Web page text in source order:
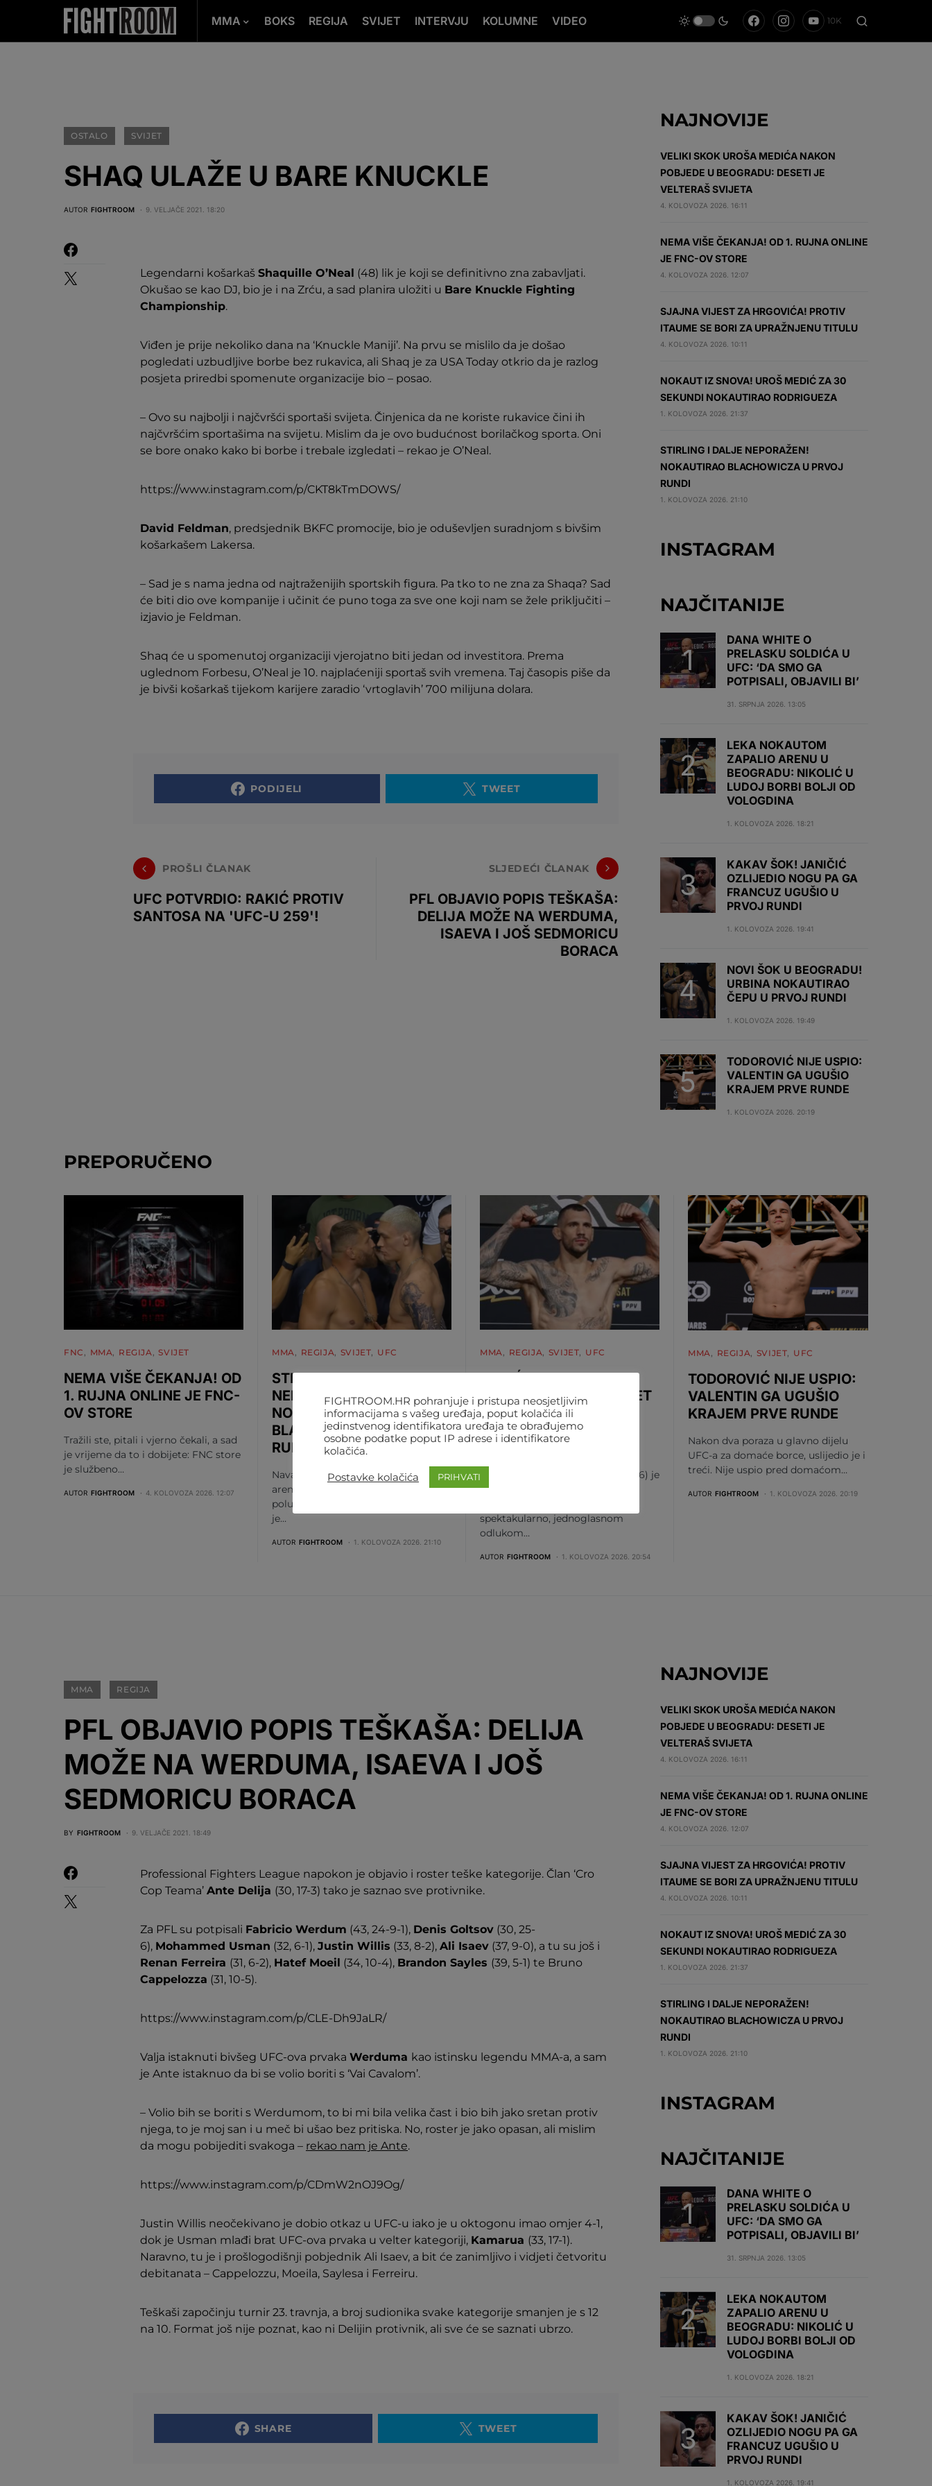
MMA BOKS REGIJA SVIJET INTERVJU KOLUMNE VIDEO 10K
OSTALO SVIJET
SHAQ ULAŽE U BARE KNUCKLE
AUTOR FIGHTROOM 9. VELJAČE 2021. 18:20
Legendarni košarkaš Shaquille O’Neal (48) lik je koji se definitivno zna zabavljati.
Okušao se kao DJ, bio je i na Zrću, a sad planira uložiti u Bare Knuckle Fighting
Championship.
Viđen je prije nekoliko dana na ‘Knuckle Maniji’. Na prvu se mislilo da je došao
pogledati uzbudljive borbe bez rukavica, ali Shaq je za USA Today otkrio da je razlog
posjeta priredbi spomenute organizacije bio – posao.
– Ovo su najbolji i najčvršći sportaši svijeta. Činjenica da ne koriste rukavice čini ih
najčvršćim sportašima na svijetu. Mislim da je ovo budućnost borilačkog sporta. Oni
se bore onako kako bi borbe i trebale izgledati – rekao je O’Neal.
https://www.instagram.com/p/CKT8kTmDOWS/
David Feldman, predsjednik BKFC promocije, bio je oduševljen suradnjom s bivšim
košarkašem Lakersa.
– Sad je s nama jedna od najtraženijih sportskih figura. Pa tko to ne zna za Shaqa? Sad
će biti dio ove kompanije i učinit će puno toga za sve one koji nam se žele priključiti –
izjavio je Feldman.
Shaq će u spomenutoj organizaciji vjerojatno biti jedan od investitora. Prema
uglednom Forbesu, O’Neal je 10. najplaćeniji sportaš svih vremena. Taj časopis piše da
je bivši košarkaš tijekom karijere zaradio ‘vrtoglavih’ 700 milijuna dolara.
PODIJELI TWEET
PROŠLI ČLANAK
UFC POTVRDIO: RAKIĆ PROTIV
SANTOSA NA 'UFC-U 259'!
SLJEDEĆI ČLANAK
PFL OBJAVIO POPIS TEŠKAŠA:
DELIJA MOŽE NA WERDUMA,
ISAEVA I JOŠ SEDMORICU
BORACA
NAJNOVIJE
VELIKI SKOK UROŠA MEDIĆA NAKON
POBJEDE U BEOGRADU: DESETI JE
VELTERAŠ SVIJETA
4. KOLOVOZA 2026. 16:11
NEMA VIŠE ČEKANJA! OD 1. RUJNA ONLINE
JE FNC-OV STORE
4. KOLOVOZA 2026. 12:07
SJAJNA VIJEST ZA HRGOVIĆA! PROTIV
ITAUME SE BORI ZA UPRAŽNJENU TITULU
4. KOLOVOZA 2026. 10:11
NOKAUT IZ SNOVA! UROŠ MEDIĆ ZA 30
SEKUNDI NOKAUTIRAO RODRIGUEZA
1. KOLOVOZA 2026. 21:37
STIRLING I DALJE NEPORAŽEN!
NOKAUTIRAO BLACHOWICZA U PRVOJ
RUNDI
1. KOLOVOZA 2026. 21:10
INSTAGRAM
NAJČITANIJE
DANA WHITE O
PRELASKU SOLDIĆA U
UFC: ‘DA SMO GA
POTPISALI, OBJAVILI BI’
31. SRPNJA 2026. 13:05
LEKA NOKAUTOM
ZAPALIO ARENU U
BEOGRADU: NIKOLIĆ U
LUDOJ BORBI BOLJI OD
VOLOGDINA
1. KOLOVOZA 2026. 18:21
KAKAV ŠOK! JANIČIĆ
OZLIJEDIO NOGU PA GA
FRANCUZ UGUŠIO U
PRVOJ RUNDI
1. KOLOVOZA 2026. 19:41
NOVI ŠOK U BEOGRADU!
URBINA NOKAUTIRAO
ČEPU U PRVOJ RUNDI
1. KOLOVOZA 2026. 19:49
TODOROVIĆ NIJE USPIO:
VALENTIN GA UGUŠIO
KRAJEM PRVE RUNDE
1. KOLOVOZA 2026. 20:19
PREPORUČENO
FNC MMA REGIJA SVIJET
NEMA VIŠE ČEKANJA! OD
1. RUJNA ONLINE JE FNC-
OV STORE
Tražili ste, pitali i vjerno čekali, a sad
je vrijeme da to i dobijete: FNC store
je službeno…
AUTOR FIGHTROOM 4. KOLOVOZA 2026. 12:07
MMA REGIJA SVIJET UFC
STIRLING I DALJE
NEPORAŽEN!
NOKAUTIRAO
BLACHOWICZA U PRVOJ
RUNDI
Navajo Stirling je u beogradskoj
areni pokazao da spada u sam vrh
poluteške kategorije. U prvoj rundi
je…
AUTOR FIGHTROOM 1. KOLOVOZA 2026. 21:10
MMA REGIJA SVIJET UFC
RAKIĆ SE VRATIO
POBJEDAMA NAKON PET
GODINA! ODLUKOM
SUDACA SLAVIO U
TEŠKAŠKOM DEBIJU
Aleksandar ‘Rocket’ Rakić (34, 15-6) je
teškaški debi u UFC-u završio
spektakularno, jednoglasnom
odlukom…
AUTOR FIGHTROOM 1. KOLOVOZA 2026. 20:54
MMA REGIJA SVIJET UFC
TODOROVIĆ NIJE USPIO:
VALENTIN GA UGUŠIO
KRAJEM PRVE RUNDE
Nakon dva poraza u glavno dijelu
UFC-a za domaće borce, uslijedio je i
treći. Nije uspio pred domaćom…
AUTOR FIGHTROOM 1. KOLOVOZA 2026. 20:19
MMA REGIJA
PFL OBJAVIO POPIS TEŠKAŠA: DELIJA
MOŽE NA WERDUMA, ISAEVA I JOŠ
SEDMORICU BORACA
BY FIGHTROOM 9. VELJAČE 2021. 18:49
Professional Fighters League napokon je objavio i roster teške kategorije. Član ‘Cro
Cop Teama’ Ante Delija (30, 17-3) tako je saznao sve protivnike.
Za PFL su potpisali Fabricio Werdum (43, 24-9-1), Denis Goltsov (30, 25-
6), Mohammed Usman (32, 6-1), Justin Willis (33, 8-2), Ali Isaev (37, 9-0), a tu su još i
Renan Ferreira (31, 6-2), Hatef Moeil (34, 10-4), Brandon Sayles (39, 5-1) te Bruno
Cappelozza (31, 10-5).
https://www.instagram.com/p/CLE-Dh9JaLR/
Valja istaknuti bivšeg UFC-ova prvaka Werduma kao istinsku legendu MMA-a, a sam
je Ante istaknuo da bi se volio boriti s ‘Vai Cavalom’.
– Volio bih se boriti s Werdumom, to bi mi bila velika čast i bio bih jako sretan protiv
njega, to je moj san i u meč bi ušao bez pritiska. No, roster je jako opasan, ali mislim
da mogu pobijediti svakoga – rekao nam je Ante.
https://www.instagram.com/p/CDmW2nOJ9Og/
Justin Willis neočekivano je dobio otkaz u UFC-u iako je u oktogonu imao omjer 4-1,
dok je Usman mlađi brat UFC-ova prvaka u velter kategoriji, Kamarua (33, 17-1).
Naravno, tu je i prošlogodišnji pobjednik Ali Isaev, a bit će zanimljivo i vidjeti četvoritu
debitanata – Cappelozzu, Moeila, Saylesa i Ferreiru.
Teškaši započinju turnir 23. travnja, a broj sudionika svake kategorije smanjen je s 12
na 10. Format još nije poznat, kao ni Delijin protivnik, ali sve će se saznati ubrzo.
SHARE TWEET
NAJNOVIJE
VELIKI SKOK UROŠA MEDIĆA NAKON
POBJEDE U BEOGRADU: DESETI JE
VELTERAŠ SVIJETA
4. KOLOVOZA 2026. 16:11
NEMA VIŠE ČEKANJA! OD 1. RUJNA ONLINE
JE FNC-OV STORE
4. KOLOVOZA 2026. 12:07
SJAJNA VIJEST ZA HRGOVIĆA! PROTIV
ITAUME SE BORI ZA UPRAŽNJENU TITULU
4. KOLOVOZA 2026. 10:11
NOKAUT IZ SNOVA! UROŠ MEDIĆ ZA 30
SEKUNDI NOKAUTIRAO RODRIGUEZA
1. KOLOVOZA 2026. 21:37
STIRLING I DALJE NEPORAŽEN!
NOKAUTIRAO BLACHOWICZA U PRVOJ
RUNDI
1. KOLOVOZA 2026. 21:10
INSTAGRAM
NAJČITANIJE
DANA WHITE O
PRELASKU SOLDIĆA U
UFC: ‘DA SMO GA
POTPISALI, OBJAVILI BI’
31. SRPNJA 2026. 13:05
LEKA NOKAUTOM
ZAPALIO ARENU U
BEOGRADU: NIKOLIĆ U
LUDOJ BORBI BOLJI OD
VOLOGDINA
1. KOLOVOZA 2026. 18:21
KAKAV ŠOK! JANIČIĆ
OZLIJEDIO NOGU PA GA
FRANCUZ UGUŠIO U
PRVOJ RUNDI
1. KOLOVOZA 2026. 19:41
FIGHTROOM.HR pohranjuje i pristupa neosjetljivim
informacijama s vašeg uređaja, poput kolačića ili
jedinstvenog identifikatora uređaja te obrađujemo
osobne podatke poput IP adrese i identifikatore
kolačića.
Postavke kolačića PRIHVATI